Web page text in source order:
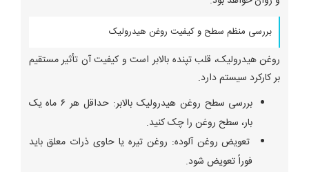
بررسی منظم سطح و کیفیت روغن هیدرولیک
روغن هیدرولیک، قلب تپنده بالابر است و کیفیت آن تأثیر مستقیم
بر کارکرد سیستم دارد.
بررسی سطح روغن هیدرولیک بالابر: حداقل هر ۶ ماه یک
بار، سطح روغن را چک کنید.
تعویض روغن آلوده: روغن تیره یا حاوی ذرات معلق باید
فوراً تعویض شود.